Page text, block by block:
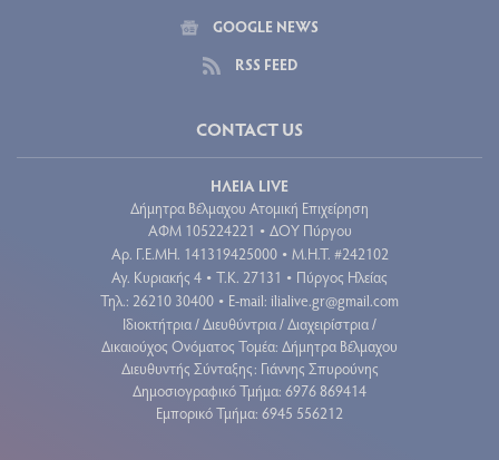
GOOGLE NEWS
RSS FEED
CONTACT US
ΗΛΕΙΑ LIVE
Δήμητρα Βέλμαχου Ατομική Επιχείρηση
ΑΦΜ 105224221 • ΔΟΥ Πύργου
Aρ. Γ.Ε.ΜΗ. 141319425000 • Μ.Η.Τ. #242102
Αγ. Κυριακής 4 • Τ.Κ. 27131 • Πύργος Ηλείας
Τηλ.: 26210 30400 • E-mail: ilialive.gr@gmail.com
Ιδιοκτήτρια / Διευθύντρια / Διαχειρίστρια /
Δικαιούχος Ονόματος Τομέα: Δήμητρα Βέλμαχου
Διευθυντής Σύνταξης: Γιάννης Σπυρούνης
Δημοσιογραφικό Τμήμα: 6976 869414
Εμπορικό Τμήμα: 6945 556212